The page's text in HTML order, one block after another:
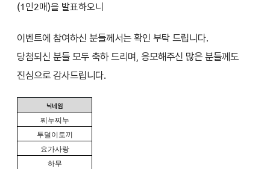
(1인2매)을 발표하오니
이벤트에 참여하신 분들께서는 확인 부탁 드립니다.
당첨되신 분들 모두 축하 드리며, 응모해주신 많은 분들께도
진심으로 감사드립니다.
닉네임
찌누찌누
투덜이토끼
요가사랑
하무